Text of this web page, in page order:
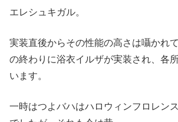
エレシュキガル。
実装直後からその性能の高さは囁かれ
の終わりに浴衣イルザが実装され、各
います。
一時はつよバハはハロウィンフロレン